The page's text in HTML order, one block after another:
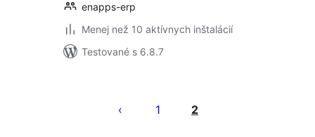
enapps-erp
Menej než 10 aktívnych inštalácií
Testované s 6.8.7
príspevkov
1 2